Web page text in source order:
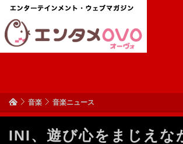
音楽 音楽ニュース
INI、遊び心をまじえな